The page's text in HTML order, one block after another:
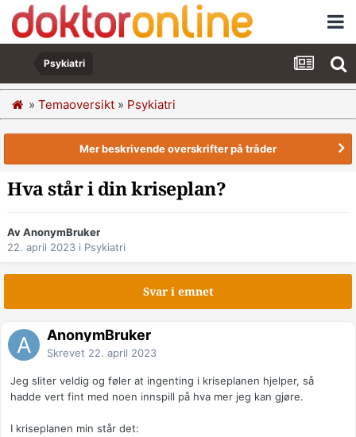
Psykiatri
» Temaoversikt » Psykiatri
Mer beskrivende overskrifter på tråder
Hva står i din kriseplan?
Av AnonymBruker
22. april 2023 i Psykiatri
Svar i emnet
AnonymBruker
Skrevet 22. april 2023
Jeg sliter veldig og føler at ingenting i kriseplanen hjelper, så
hadde vert fint med noen innspill på hva mer jeg kan gjøre.
I kriseplanen min står det: